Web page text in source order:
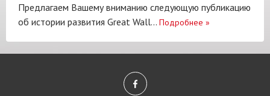
Предлагаем Вашему вниманию следующую публикацию
об истории развития Great Wall... Подробнее »